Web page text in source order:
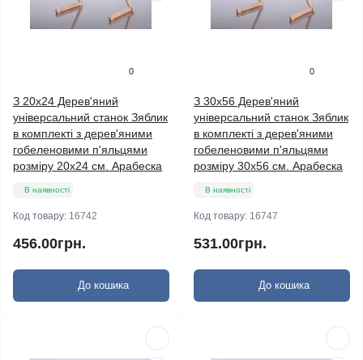
0
З 20х24 Дерев'яний
універсальний станок Зяблик
в комплекті з дерев'яними
гобеленовими п'яльцями
розміру 20х24 см. Арабеска
В наявності
Код товару: 16742
456.00грн.
До кошика
0
З 30х56 Дерев'яний
універсальний станок Зяблик
в комплекті з дерев'яними
гобеленовими п'яльцями
розміру 30х56 см. Арабеска
В наявності
Код товару: 16747
531.00грн.
До кошика